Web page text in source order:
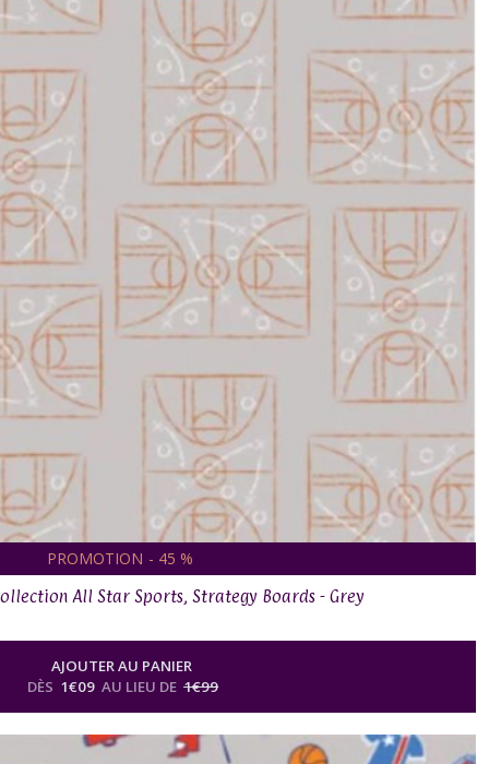
PROMOTION - 45 %
All Star Sports, Strategy Boards - Grey
AJOUTER AU PANIER
DÈS 1€09 AU LIEU DE 1€99